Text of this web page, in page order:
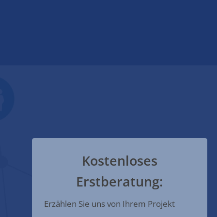
Kostenloses
Erstberatung:
Erzählen Sie uns von Ihrem Projekt